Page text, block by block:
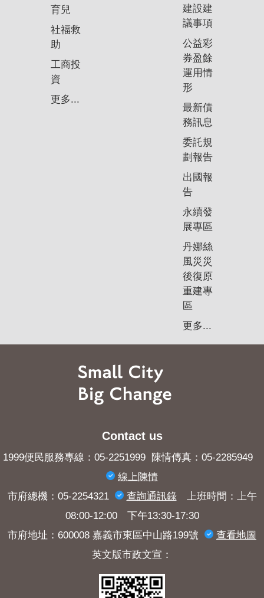
育兒
社福救
助
工商投
資
更多...
建設建
議事項
公益彩
券盈餘
運用情
形
最新債
務訊息
委託規
劃報告
出國報
告
永續發
展專區
丹娜絲
風災災
後復原
重建專
區
更多...
Contact us
1999便民服務專線：05-2251999 陳情傳真：05-2285949
線上陳情
市府總機：05-2254321
查詢​通訊錄上班時間：上午
08:00-12:00 下午13:30-17:30
市府地址：600008 嘉義市東區中山路199號
查看地圖
英文版市政文宣：